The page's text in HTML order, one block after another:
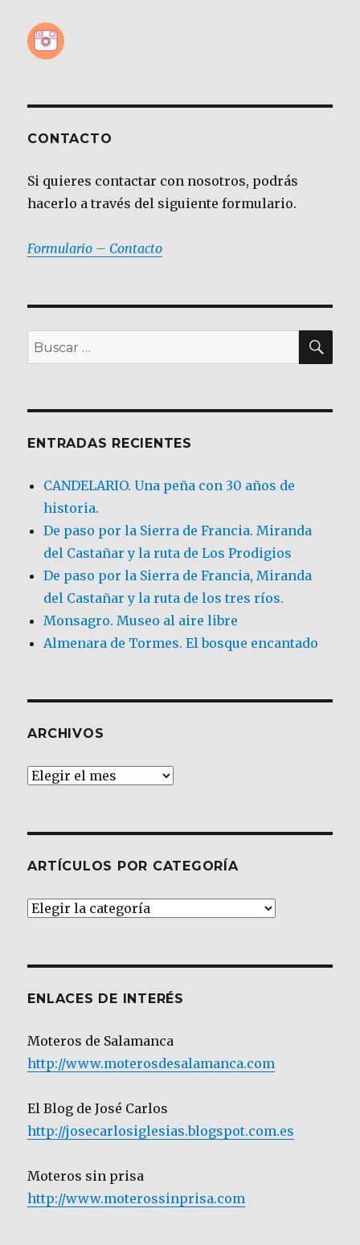
CONTACTO
Si quieres contactar con nosotros, podrás
hacerlo a través del siguiente formulario.
Formulario – Contacto
Buscar
por:
ENTRADAS RECIENTES
CANDELARIO. Una peña con 30 años de
historia.
De paso por la Sierra de Francia. Miranda
del Castañar y la ruta de Los Prodigios
De paso por la Sierra de Francia, Miranda
del Castañar y la ruta de los tres ríos.
Monsagro. Museo al aire libre
Almenara de Tormes. El bosque encantado
ARCHIVOS
Archivos
ARTÍCULOS POR CATEGORÍA
Artículos
ENLACES DE INTERÉS
Moteros de Salamanca
http://www.moterosdesalamanca.com
El Blog de José Carlos
http://josecarlosiglesias.blogspot.com.es
Moteros sin prisa
http://www.moterossinprisa.com